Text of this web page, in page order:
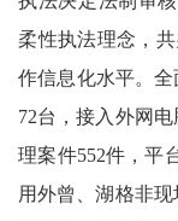
柔性执法理念，
作信息化水平。
72台，接入外网
理案件552件，平
用外曾、湖格非